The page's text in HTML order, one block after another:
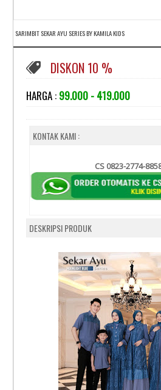
SARIMBIT SEKAR AYU SERIES BY KAMILA KIDS
DISKON 10 %
HARGA : 99.000 - 419.000
KONTAK KAMI :
CS 0823-2774-
DESKRIPSI PRODUK